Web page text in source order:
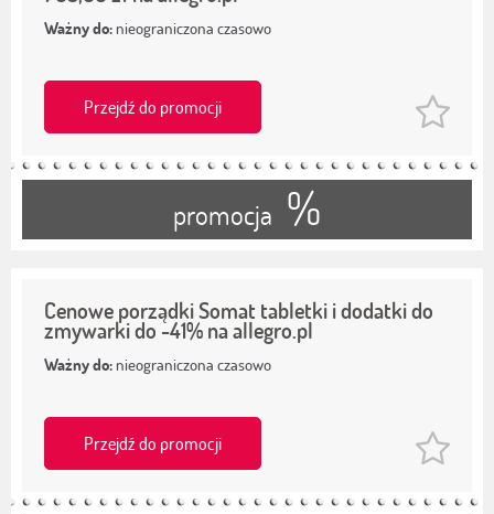
Ważny do: nieograniczona czasowo
Przejdź do promocji
promocja %
Cenowe porządki Somat tabletki i dodatki do
zmywarki do -41% na allegro.pl
Ważny do: nieograniczona czasowo
Przejdź do promocji